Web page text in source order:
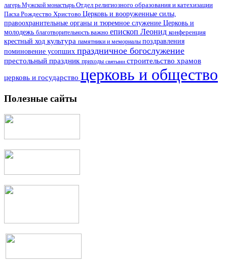
лагерь Мужской монастырь Отдел религиозного образования и катехизации
Пасха Рождество Христово Церковь и вооруженные силы,
правоохранительные органы и тюремное служение Церковь и
молодежь благотворительность важно епископ Леонид конференция
крестный ход культура памятники и мемориалы поздравления
поминовение усопших праздничное богослужение
престольный праздник приходы святыни строительство храмов
церковь и государство церковь и общество
Полезные сайты